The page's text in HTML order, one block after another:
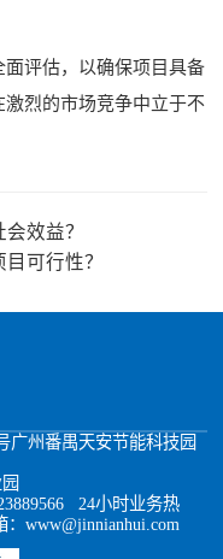
评估，以确保项目具备
烈的市场竞争中立于不
效益？
可行性？
广州番禺天安节能科技园
24小时业务热
www@jinnianhui.com